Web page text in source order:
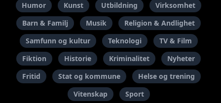
Humor Kunst Utbildning
Virksomhet
Barn & Familj
Musik
Religion & Andlighet
Samfunn og kultur
Teknologi
TV & Film
Fiktion
Historie Kriminalitet
Nyheter
Fritid
Stat og kommune
Helse og trening
Vitenskap
Sport